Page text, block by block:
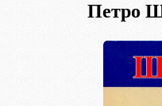
Петро